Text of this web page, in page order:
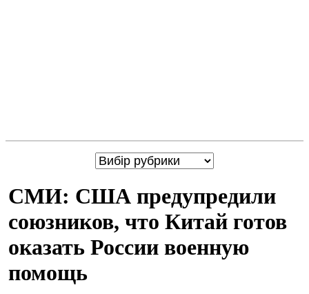
СМИ: США предупредили
союзников, что Китай готов
оказать России военную
помощь